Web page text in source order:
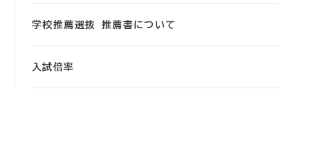
学校推薦選抜 推薦書について
入試倍率